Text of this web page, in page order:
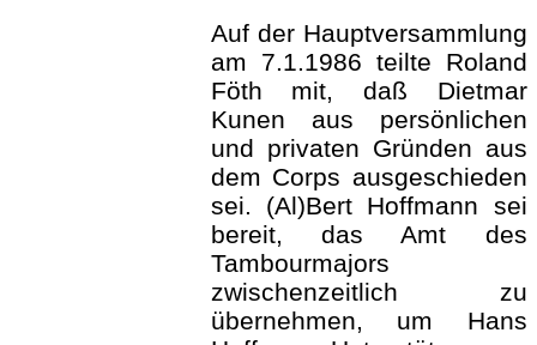
Auf der Hauptversammlung
am 7.1.1986 teilte Roland
Föth mit, daß Dietmar
Kunen aus persönlichen
und privaten Gründen aus
dem Corps ausgeschieden
sei. (Al)Bert Hoffmann sei
bereit, das Amt des
Tambourmajors
zwischenzeitlich zu
übernehmen, um Hans